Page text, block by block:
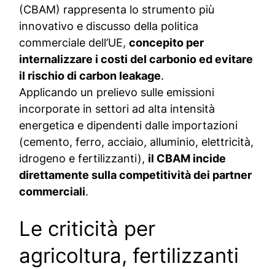
(CBAM) rappresenta lo strumento più
innovativo e discusso della politica
commerciale dell’UE,concepito per
internalizzare i costi del carbonio ed evitare
il rischio di carbon leakage.
Applicando un prelievo sulle emissioni
incorporate in settori ad alta intensità
energetica e dipendenti dalle importazioni
(cemento, ferro, acciaio, alluminio, elettricità,
idrogeno e fertilizzanti), il CBAM incide
direttamente sulla competitività dei partner
commerciali.
Le criticità per
agricoltura, fertilizzanti